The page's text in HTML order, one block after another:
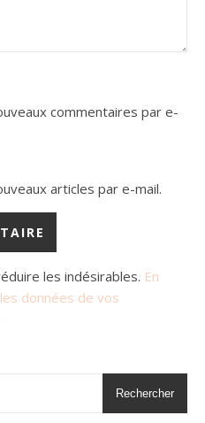
commentaires par e-
articles par e-mail.
les indésirables. En
données de vos
Rechercher